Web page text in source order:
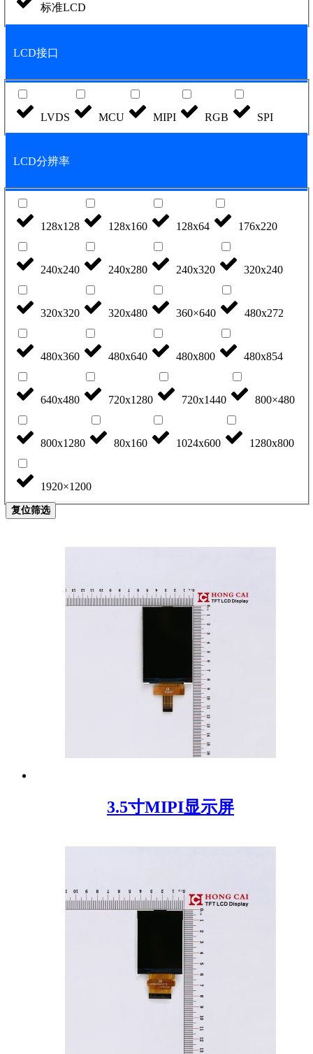
标准LCD
LCD接口
LVDS MCU MIPI RGB SPI
LCD分辨率
128x128 128x160 128x64 176x220
240x240 240x280 240x320 320x240
320x320 320x480 360×640 480x272
480x360 480x640 480x800 480x854
640x480 720x1280 720x1440 800×480
800x1280 80x160 1024x600 1280x800
1920×1200
复位筛选
3.5寸MIPI显示屏